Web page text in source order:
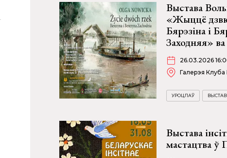
Выстава
«Жыццё
Бярэзіна і
Заходняя»
26.03.2026
Галерэя Клуба
УРОЦЛАЎ
Выстава
мастацтва ў